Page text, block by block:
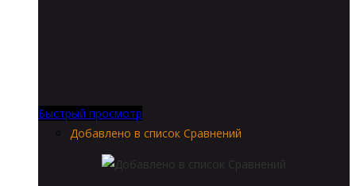
Быстрый просмотр
Добавлено в список Сравнений